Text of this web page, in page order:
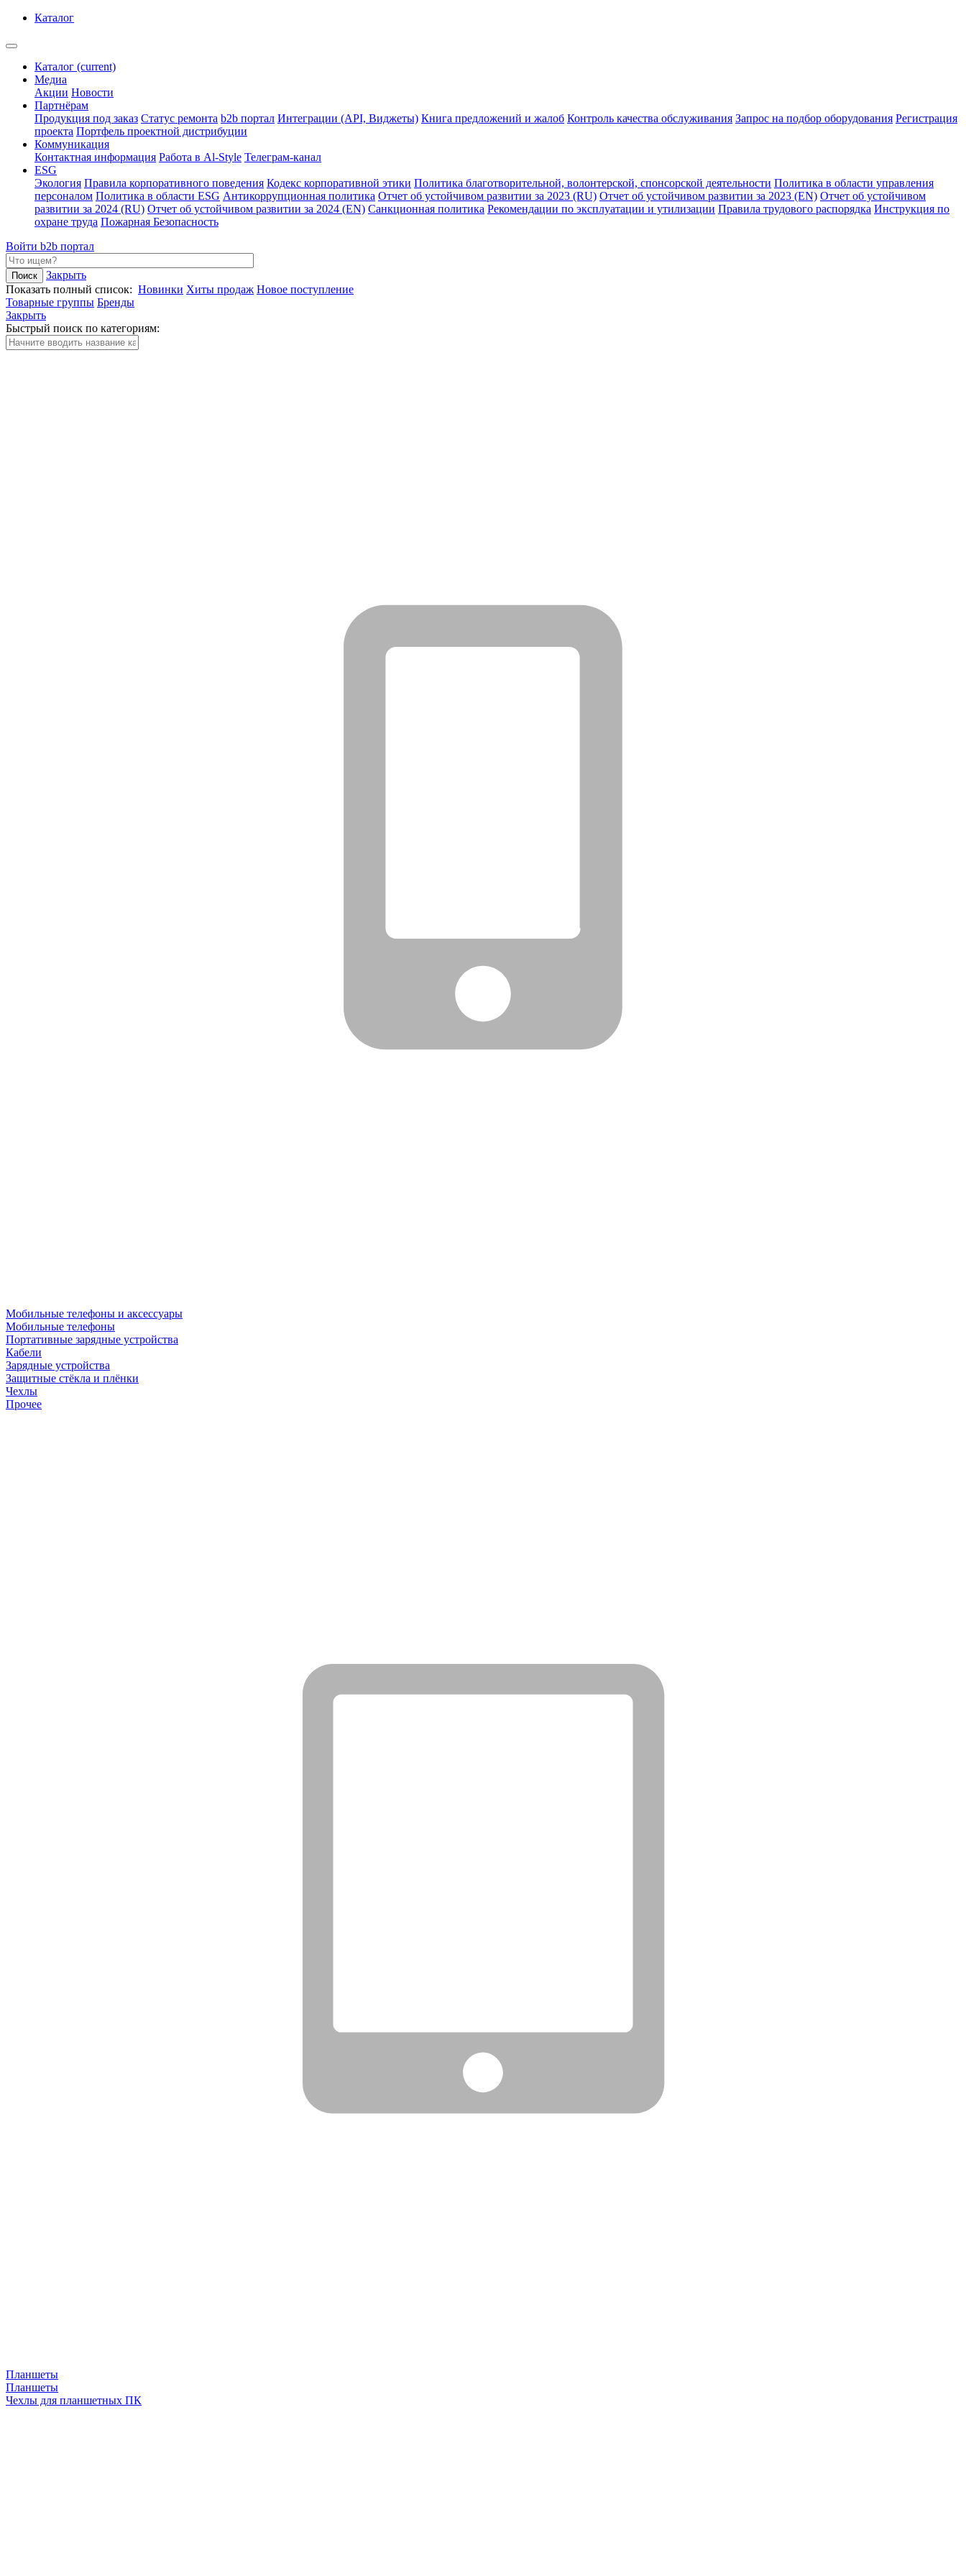
Каталог
Каталог (current)
Медиа
Акции Новости
Партнёрам
Продукция под заказ Статус ремонта b2b портал Интеграции (API, Виджеты) Книга предложений и жалоб Контроль качества обслуживания Запрос на подбор оборудования Регистрация
проекта Портфель проектной дистрибуции
Коммуникация
Контактная информация Работа в Al-Style Телеграм-канал
ESG
Экология Правила корпоративного поведения Кодекс корпоративной этики Политика благотворительной, волонтерской, спонсорской деятельности Политика в области управления
персоналом Политика в области ESG Антикоррупционная политика Отчет об устойчивом развитии за 2023 (RU) Отчет об устойчивом развитии за 2023 (EN) Отчет об устойчивом
развитии за 2024 (RU) Отчет об устойчивом развитии за 2024 (EN) Санкционная политика Рекомендации по эксплуатации и утилизации Правила трудового распорядка Инструкция по
охране труда Пожарная Безопасность
Войти b2b портал
Закрыть
Показать полный список: Новинки Хиты продаж Новое поступление
Товарные группы Бренды
Закрыть
Быстрый поиск по категориям:
Мобильные телефоны и аксессуары
Мобильные телефоны
Портативные зарядные устройства
Кабели
Зарядные устройства
Защитные стёкла и плёнки
Чехлы
Прочее
Планшеты
Планшеты
Чехлы для планшетных ПК